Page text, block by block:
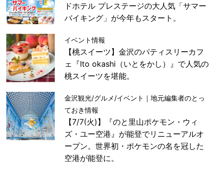
ドホテル プレステージの大人気「サマー
バイキング」が今年もスタート。
イベント情報
【桃スイーツ】金沢のパティスリーカフ
ェ『Ito okashi（いとをかし）』で人気の
桃スイーツを堪能。
金沢観光/グルメ/イベント｜地元編集者のとっ
ておき情報
【7/7(火)】『のと里山ポケモン・ウィ
ズ・ユー空港』が能登でリニューアルオ
ープン。世界初・ポケモンの名を冠した
空港が能登に。